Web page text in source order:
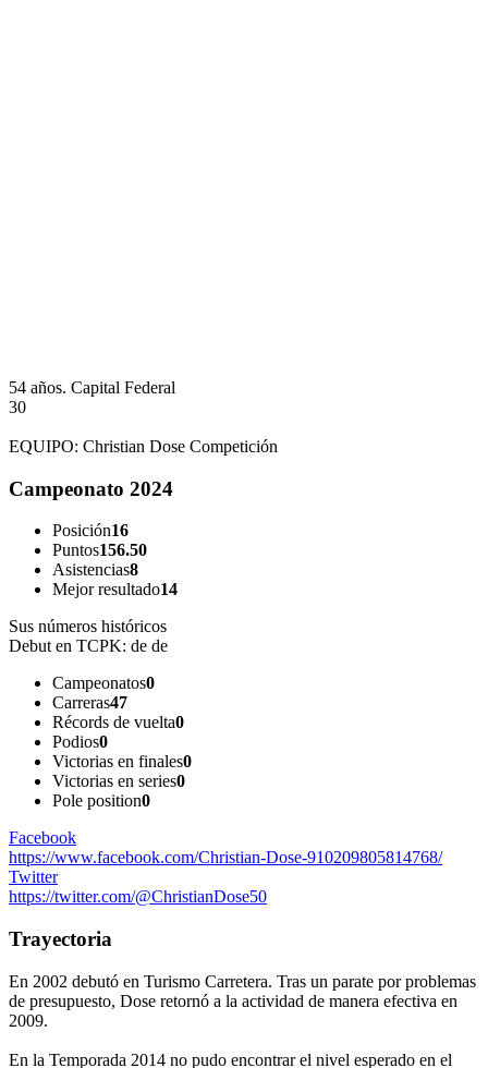
54 años. Capital Federal
30
EQUIPO: Christian Dose Competición
Campeonato 2024
Posición16
Puntos156.50
Asistencias8
Mejor resultado14
Sus números históricos
Debut en TCPK: de de
Campeonatos0
Carreras47
Récords de vuelta0
Podios0
Victorias en finales0
Victorias en series0
Pole position0
Facebook
https://www.facebook.com/Christian-Dose-910209805814768/
Twitter
https://twitter.com/@ChristianDose50
Trayectoria
En 2002 debutó en Turismo Carretera. Tras un parate por problemas
de presupuesto, Dose retornó a la actividad de manera efectiva en
2009.
En la Temporada 2014 no pudo encontrar el nivel esperado en el